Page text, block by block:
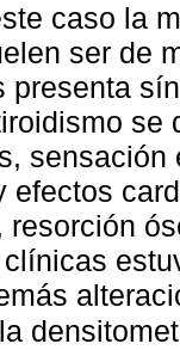
caso la
ser de
presenta
se
efectos
resorción